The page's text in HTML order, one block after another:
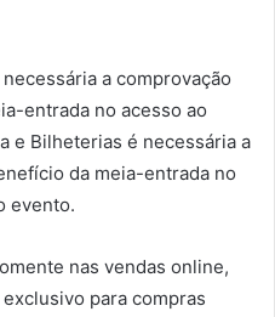
a comprovação
entrada no acesso ao
e Bilheterias é necessária a
da meia-entrada no
evento.
nas vendas online,
para compras